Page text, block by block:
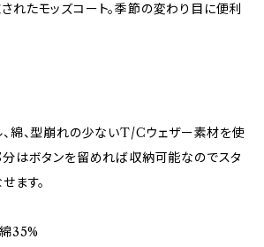
れたモッズコート。季節の変わり目に便利
、綿、型崩れの少ないT/Cウェザー素材を使
分はボタンを留めれば収納可能なのでスタ
ます。
35%